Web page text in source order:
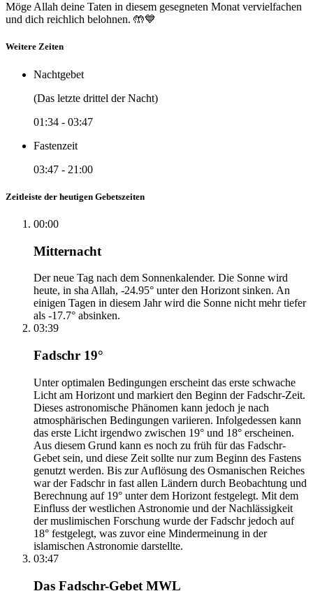
Möge Allah deine Taten in diesem gesegneten Monat vervielfachen
und dich reichlich belohnen. 🤲💙
Weitere Zeiten
Nachtgebet
(Das letzte drittel der Nacht)
01:34 - 03:47
Fastenzeit
03:47 - 21:00
Zeitleiste der heutigen Gebetszeiten
00:00
Mitternacht
Der neue Tag nach dem Sonnenkalender. Die Sonne wird
heute, in sha Allah, -24.95° unter den Horizont sinken. An
einigen Tagen in diesem Jahr wird die Sonne nicht mehr tiefer
als -17.7° absinken.
03:39
Fadschr 19°
Unter optimalen Bedingungen erscheint das erste schwache
Licht am Horizont und markiert den Beginn der Fadschr-Zeit.
Dieses astronomische Phänomen kann jedoch je nach
atmosphärischen Bedingungen variieren. Infolgedessen kann
das erste Licht irgendwo zwischen 19° und 18° erscheinen.
Aus diesem Grund kann es noch zu früh für das Fadschr-
Gebet sein, und diese Zeit sollte nur zum Beginn des Fastens
genutzt werden. Bis zur Auflösung des Osmanischen Reiches
war der Fadschr in fast allen Ländern durch Beobachtung und
Berechnung auf 19° unter dem Horizont festgelegt. Mit dem
Einfluss der westlichen Astronomie und der Nachlässigkeit
der muslimischen Forschung wurde der Fadschr jedoch auf
18° festgelegt, was zuvor eine Mindermeinung in der
islamischen Astronomie darstellte.
03:47
Das Fadschr-Gebet MWL